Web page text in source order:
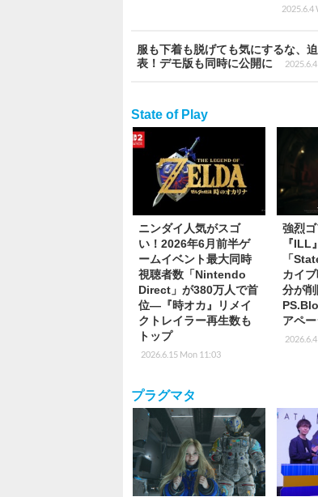
2025.6.4
服も下着も脱げても気にするな、
表！デモ版も同時に公開に
State of Play
ニンダイ人気がスゴ
い！2026年6月前半ゲ
ームイベント最大同時
視聴者数「Nintendo
Direct」が380万人で首
位―『時オカ』リメイ
クトレイラー再生数も
トップ
2026.6.15 Mon 11:03
強烈
『ILL
「
カイ
分が削
アペ
プラグマタ